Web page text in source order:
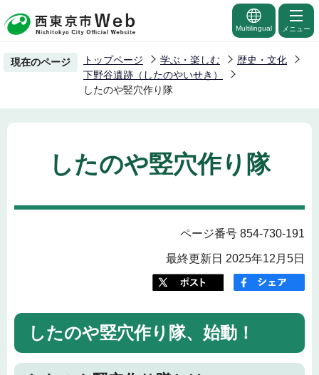
の
ー
の
先
Multilingual メニュー
現在のページ トップページ 学ぶ・楽しむ
歴史・文化
下野谷遺跡（したのやいせき）
したのや竪穴作り隊
したのや竪穴作り隊
ページ番号 854-730-191
最終更新日 2025年12月5日
したのや竪穴作り隊、始動！